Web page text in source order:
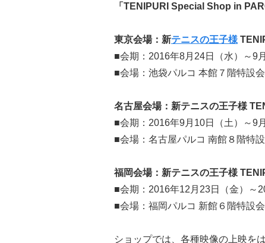
「TENIPURI Special Shop in
東京会場：新テニスの王子様
■会期：2016年8月24日（水）～9
■会場：池袋パルコ 本館７階特
名古屋会場：新テニスの王子様
■会期：2016年9月10日（土）～9
■会場：名古屋パルコ 南館８階特
福岡会場：新テニスの王子様
■会期：2016年12月23日（金）～
■会場：福岡パルコ 新館６階特設
ショップでは、各種映像の上映を